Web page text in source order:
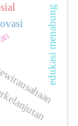
edukasi menabung